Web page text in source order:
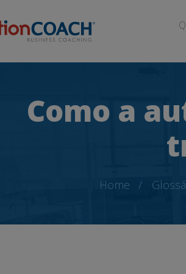
Como a
Home